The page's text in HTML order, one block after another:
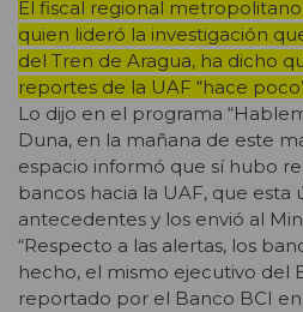
El fiscal regional
quien lideró la investigación
del Tren de Aragua, ha dicho
reportes de la UAF “hace
Lo dijo en el programa
Duna, en la mañana de este
espacio informó que sí hubo
bancos hacia la UAF, que esta
antecedentes y los envió al
“Respecto a las alertas, los
hecho, el mismo ejecutivo del
reportado por el Banco BCI